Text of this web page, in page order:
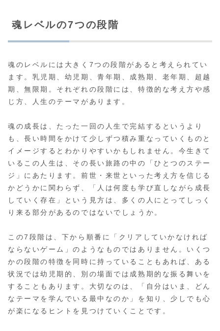
魂レベルの7つの段階
魂のレベルには大きく7つの段階があると考えられてい
ます。乳児期、幼児期、青年期、成熟期、老年期、超越
期、無限期。それぞれの段階には、特徴的な考え方や感
じ方、人生のテーマがあります。
魂の成長は、たった一回の人生で完結するというより
も、長い時間をかけて少しずつ積み重なっていくものと
イメージするとわかりやすいかもしれません。今生きて
いるこの人生は、その長い旅路の中の「ひとつのステー
ジ」にあたります。前世・来世といった考え方を信じる
かどうかに関わらず、「人は何度も学び直しながら成長
していく存在」という見方は、多くの人にとってしっく
り来る部分があるのではないでしょうか。
この7段階は、下から順番に「クリアしていかなければ
ならないゲーム」のようなものではありません。いくつ
かの段階の特徴を同時に持っていることもあれば、ある
状況では幼児期的、別の場面では成熟期的な振る舞いを
することもあります。大切なのは、「自分はいま、どん
なテーマを学んでいる最中なのか」を知り、少しでも心
が楽になるヒントを見つけていくことです。